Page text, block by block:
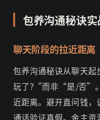
包养沟通秘诀
聊天阶段的拉近距离
包养沟通秘诀从聊天
玩了？"而非“是/否”
近距离。避开直问钱
通话验证真假。金主